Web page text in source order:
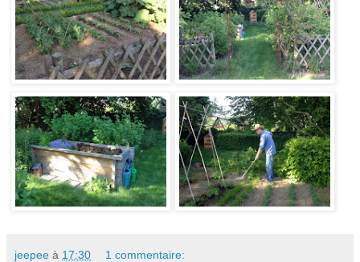
jeepee à 17:30 1 commentaire: